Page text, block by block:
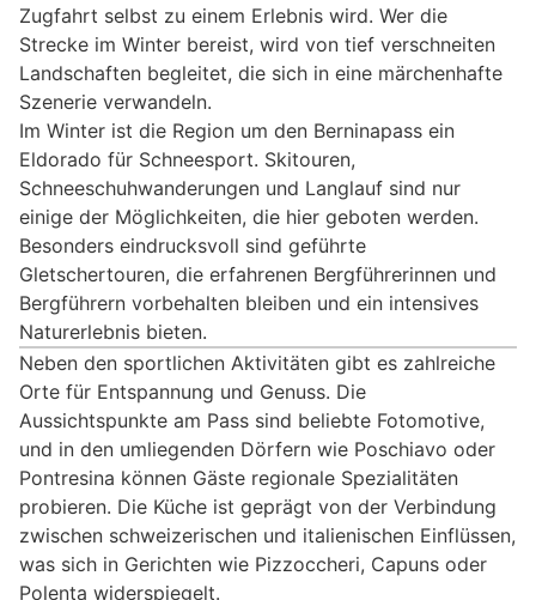
Zugfahrt selbst zu einem Erlebnis wird. Wer die
Strecke im Winter bereist, wird von tief verschneiten
Landschaften begleitet, die sich in eine märchenhafte
Szenerie verwandeln.
Im Winter ist die Region um den Berninapass ein
Eldorado für Schneesport. Skitouren,
Schneeschuhwanderungen und Langlauf sind nur
einige der Möglichkeiten, die hier geboten werden.
Besonders eindrucksvoll sind geführte
Gletschertouren, die erfahrenen Bergführerinnen und
Bergführern vorbehalten bleiben und ein intensives
Naturerlebnis bieten.
Neben den sportlichen Aktivitäten gibt es zahlreiche
Orte für Entspannung und Genuss. Die
Aussichtspunkte am Pass sind beliebte Fotomotive,
und in den umliegenden Dörfern wie Poschiavo oder
Pontresina können Gäste regionale Spezialitäten
probieren. Die Küche ist geprägt von der Verbindung
zwischen schweizerischen und italienischen Einflüssen,
was sich in Gerichten wie Pizzoccheri, Capuns oder
Polenta widerspiegelt.